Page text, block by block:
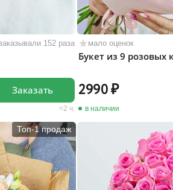
152 раза
2 ч.
Заказать
мало оценок
Букет из 9 розовых
2990
в наличии
Топ-1 продаж